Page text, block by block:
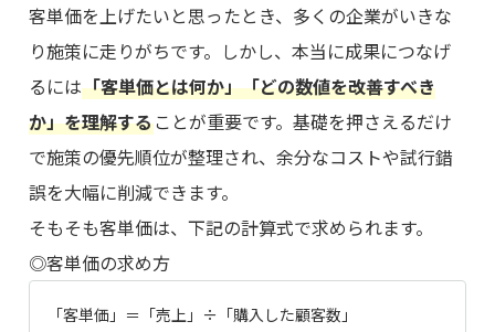
客単価を上げたいと思ったとき、多くの企業がいきな
り施策に走りがちです。しかし、本当に成果につなげ
るには「客単価とは何か」「どの数値を改善すべき
か」を理解することが重要です。基礎を押さえるだけ
で施策の優先順位が整理され、余分なコストや試行錯
誤を大幅に削減できます。
そもそも客単価は、下記の計算式で求められます。
◎客単価の求め方
「客単価」＝「売上」÷「購入した顧客数」